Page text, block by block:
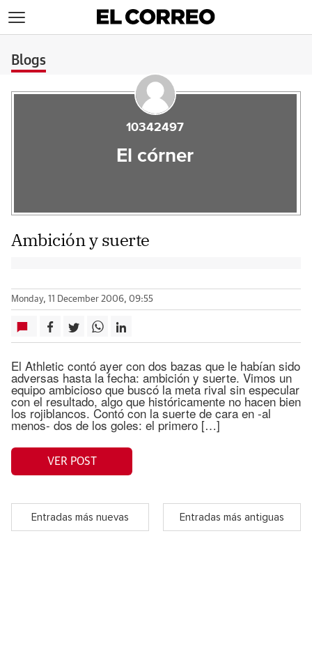
Blogs
10342497
El córner
Ambición y suerte
Monday, 11 December 2006, 09:55
El Athletic contó ayer con dos bazas que le habían sido
adversas hasta la fecha: ambición y suerte. Vimos un
equipo ambicioso que buscó la meta rival sin especular
con el resultado, algo que históricamente no hacen bien
los rojiblancos. Contó con la suerte de cara en -al
menos- dos de los goles: el primero […]
VER POST
Entradas más nuevas Entradas más antiguas